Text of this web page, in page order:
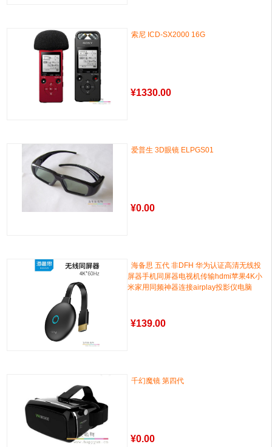
索尼 ICD-SX2000 16G
¥1330.00
爱普生 3D眼镜 ELPGS01
¥0.00
海备思 五代 非DFH 华为认证高清无线投
屏器手机同屏器电视机传输hdmi苹果4K小
米家用同频神器连接airplay投影仪电脑
¥139.00
千幻魔镜 第四代
¥0.00